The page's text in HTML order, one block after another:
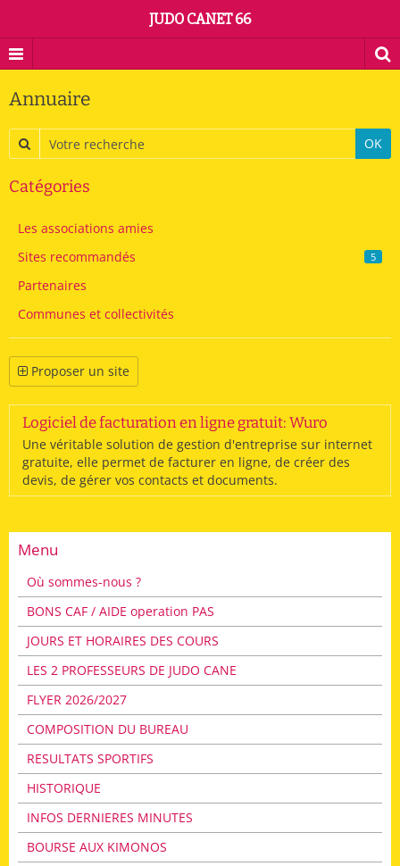
JUDO CANET 66
Annuaire
OK
Catégories
Les associations amies
Sites recommandés
5
Partenaires
Communes et collectivités
Proposer un site
Logiciel de facturation en ligne gratuit: Wuro
Une véritable solution de gestion d'entreprise sur internet
gratuite, elle permet de facturer en ligne, de créer des
devis, de gérer vos contacts et documents.
Menu
Où sommes-nous ?
BONS CAF / AIDE operation PAS
JOURS ET HORAIRES DES COURS
LES 2 PROFESSEURS DE JUDO CANE
FLYER 2026/2027
COMPOSITION DU BUREAU
RESULTATS SPORTIFS
HISTORIQUE
INFOS DERNIERES MINUTES
BOURSE AUX KIMONOS